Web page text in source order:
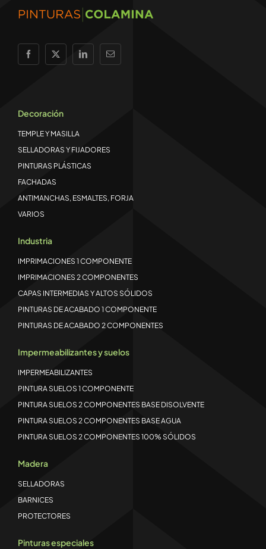
Decoración
TEMPLE Y MASILLA
SELLADORAS Y FIJADORES
PINTURAS PLÁSTICAS
FACHADAS
ANTIMANCHAS, ESMALTES, FORJA
VARIOS
Industria
IMPRIMACIONES 1 COMPONENTE
IMPRIMACIONES 2 COMPONENTES
CAPAS INTERMEDIAS Y ALTOS SÓLIDOS
PINTURAS DE ACABADO 1 COMPONENTE
PINTURAS DE ACABADO 2 COMPONENTES
Impermeabilizantes y suelos
IMPERMEABILIZANTES
PINTURA SUELOS 1 COMPONENTE
PINTURA SUELOS 2 COMPONENTES BASE DISOLVENTE
PINTURA SUELOS 2 COMPONENTES BASE AGUA
PINTURA SUELOS 2 COMPONENTES 100% SÓLIDOS
Madera
SELLADORAS
BARNICES
PROTECTORES
Pinturas especiales